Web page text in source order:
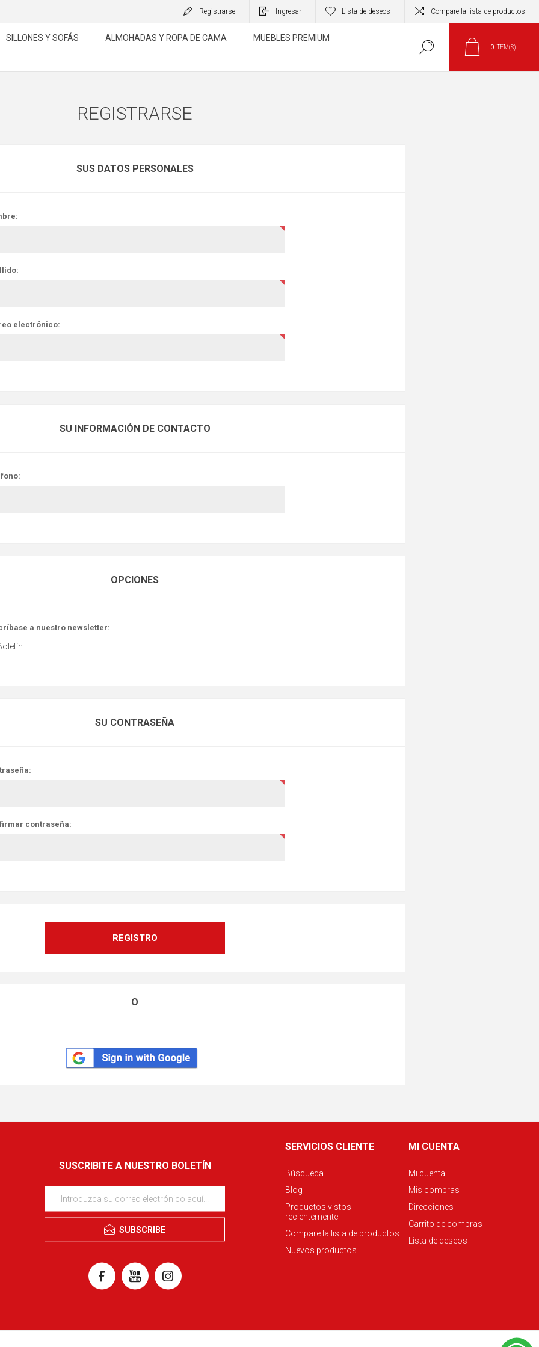
Registrarse Ingresar Lista de deseos Compare la lista de productos
SILLONES Y SOFÁS ALMOHADAS Y ROPA DE CAMA MUEBLES PREMIUM
0 ITEM(S)
REGISTRARSE
SUS DATOS PERSONALES
electrónico:
SU INFORMACIÓN DE CONTACTO
OPCIONES
a nuestro newsletter:
SU CONTRASEÑA
contraseña:
O
SUSCRIBITE A NUESTRO BOLETÍN
SUBSCRIBE
SERVICIOS CLIENTE
Búsqueda
Blog
Productos vistos
recientemente
Compare la lista de productos
Nuevos productos
MI CUENTA
Mi cuenta
Mis compras
Direcciones
Carrito de compras
Lista de deseos